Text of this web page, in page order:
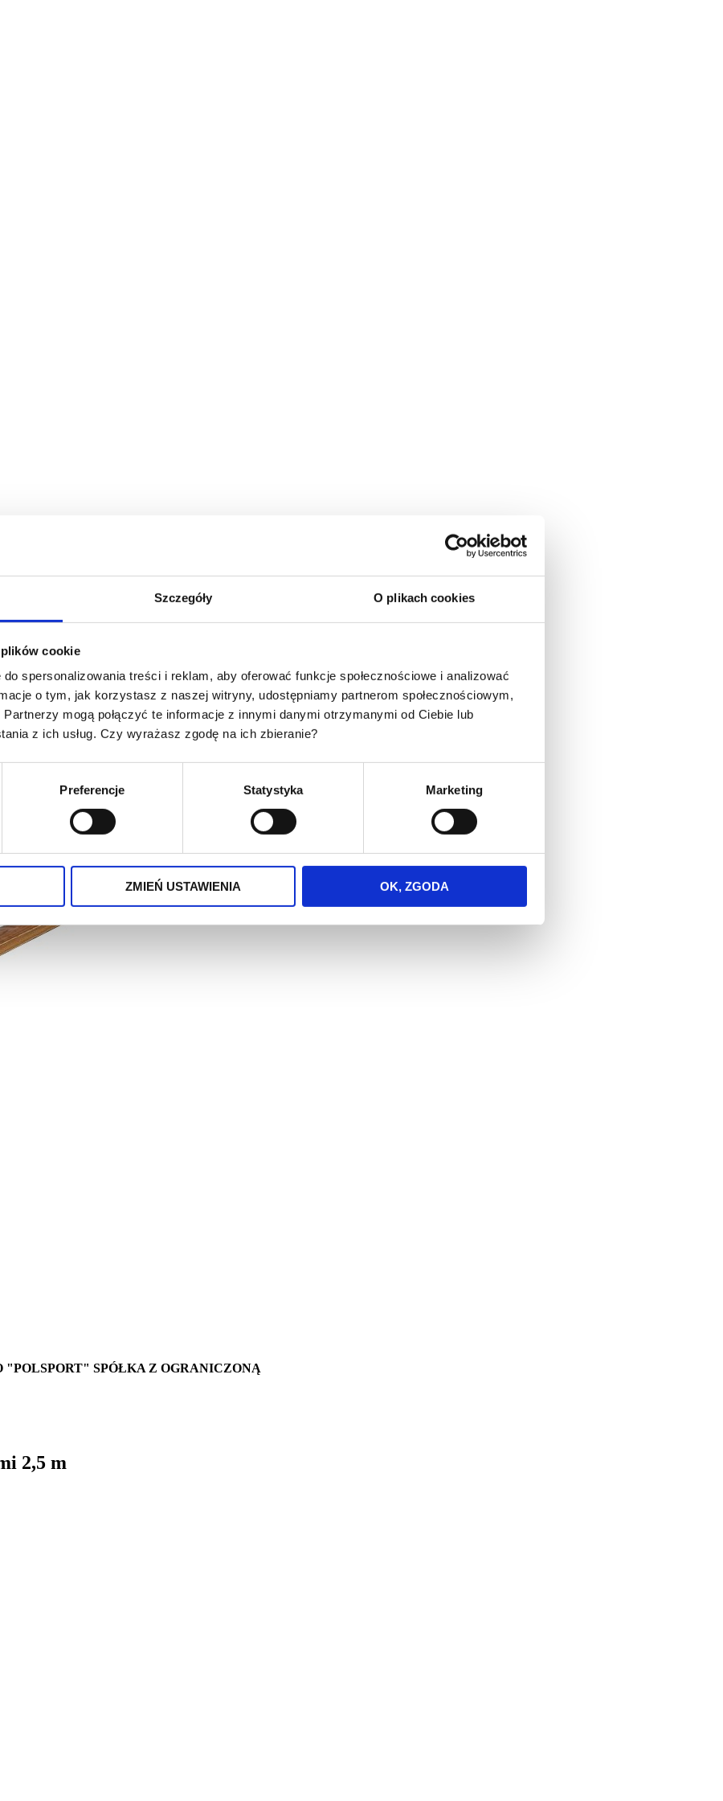
Szczegóły O plikach cookies
cookie
spersonalizowania treści i reklam, aby oferować funkcje społecznościowe i analizować
o tym, jak korzystasz z naszej witryny, udostępniamy partnerom społecznościowym,
mogą połączyć te informacje z innymi danymi otrzymanymi od Ciebie lub
z ich usług. Czy wyrażasz zgodę na ich zbieranie?
Preferencje Statystyka Marketing
ZMIEŃ USTAWIENIA OK, ZGODA
"POLSPORT" SPÓŁKA Z OGRANICZONĄ
2,5 m